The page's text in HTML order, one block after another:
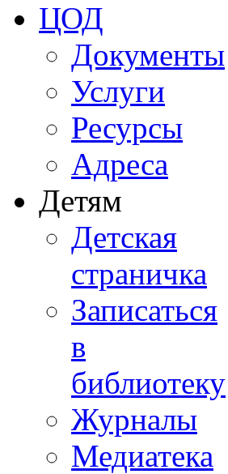
ЦОД
Документы
Услуги
Ресурсы
Адреса
Детям
Детская
страничка
Записаться
в
библиотеку
Журналы
Медиатека